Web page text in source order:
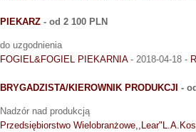
PIEKARZ - od 2 100 PLN
do uzgodnienia
FOGIEL&FOGIEL PIEKARNIA- 2018-04-18 -
BRYGADZISTA/KIEROWNIK PRODUKCJI -
Nadzór nad produkcją
Przedsiębiorstwo